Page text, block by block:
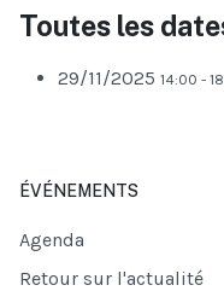
Toutes les
29/11/2025 14:00 -
ÉVÉNEMENTS
Agenda
Retour sur l'actualité